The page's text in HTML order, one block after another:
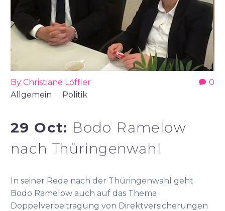
0
By Christiane Löffler
Allgemein
Politik
29 Oct: Bodo Ramelow
nach Thüringenwahl
In seiner Rede nach der Thüringenwahl geht
Bodo Ramelow auch auf das Thema
Doppelverbeitragung von Direktversicherungen